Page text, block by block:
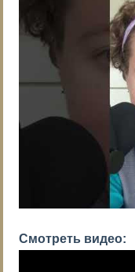
Смотреть видео: